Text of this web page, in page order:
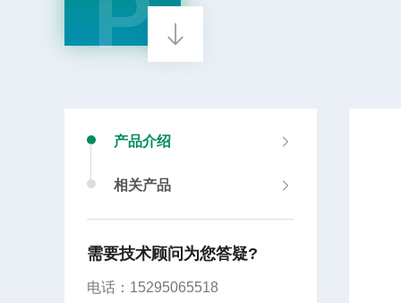
产品介绍
相关产品
需要技术顾问为您答疑?
电话：15295065518